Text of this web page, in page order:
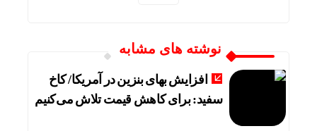
نوشته های مشابه
افزایش بهای بنزین در آمریکا/ کاخ
سفید: برای کاهش قیمت تلاش می‌کنیم